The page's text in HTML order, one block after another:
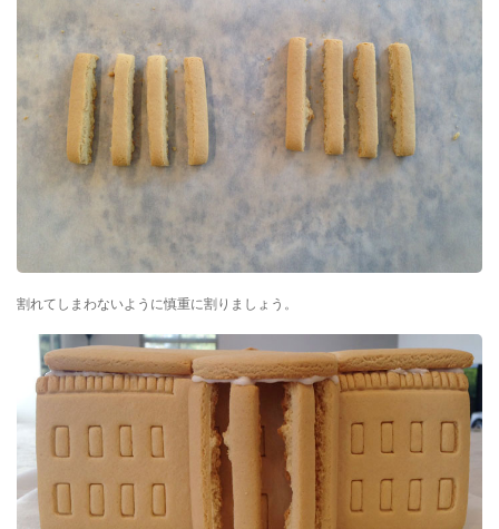
割れてしまわないように慎重に割りましょう。